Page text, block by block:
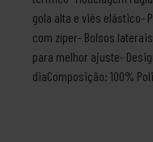
gola alta e viés elástico-
com zíper- Bolsos
para melhor ajuste-
diaComposição: 100%